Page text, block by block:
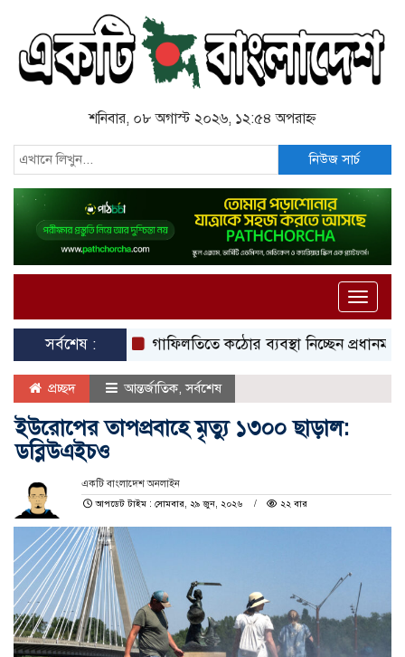
শনিবার, ০৮ অগাস্ট ২০২৬, ১২:৫৪ অপরাহ্ন
নিউজ সার্চ
Toggle
সর্বশেষ :
গাফিলতিতে কঠোর ব্যবস্থা নিচ্ছেন প্রধানমন্ত্রী: রিজভী
প্রচ্ছদ আন্তর্জাতিক,সর্বশেষ
ইউরোপের তাপপ্রবাহে মৃত্যু ১৩০০ ছাড়াল:
ডব্লিউএইচও
একটি বাংলাদেশ অনলাইন
আপডেট টাইম : সোমবার, ২৯ জুন, ২০২৬
২২ বার